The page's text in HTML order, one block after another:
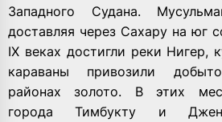
Западного Судана.
доставляя через Сахару на юг
IX веках достигли реки Нигер,
караваны привозили
районах золото. В этих
города Тимбукту и